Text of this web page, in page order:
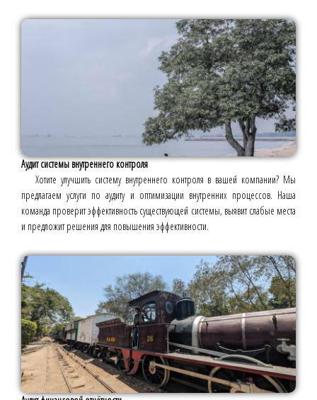
Аудит системы внутреннего контроля
Хотите улучшить систему внутреннего контроля в вашей компании? Мы
предлагаем услуги по аудиту и оптимизации внутренних процессов. Наша
команда проверит эффективность существующей системы, выявит слабые места
и предложит решения для повышения эффективности.